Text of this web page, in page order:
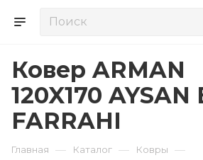
Ковер ARMAN
120X170 AYSAN
FARRAHI
Главная — Каталог — Ковры —